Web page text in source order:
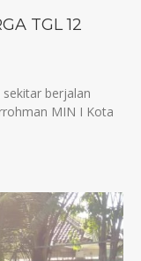
TGL 12
berjalan
MIN I Kota